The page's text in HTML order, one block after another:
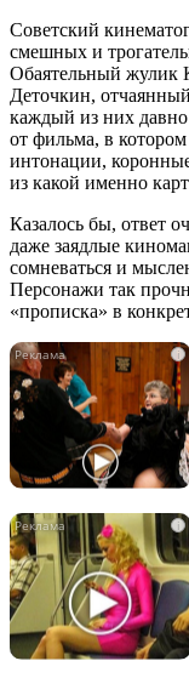
Советский
смешных и
Обаятельный жулик
Деточкин,
каждый из них
от фильма, в
интонации,
из какой именно
Казалось бы, ответ
даже заядлые
сомневаться и
Персонажи так
«прописка» в
i
i